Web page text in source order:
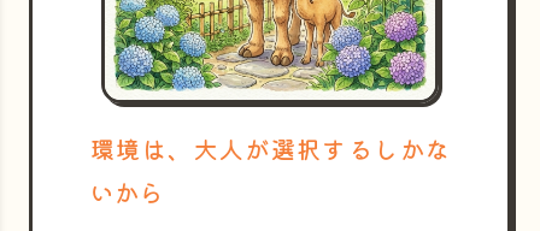
環境は、大人が選択するしかな
いから